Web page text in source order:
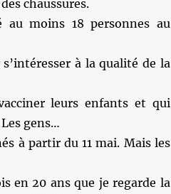
chaussures.
moins 18 personnes au
à la qualité de la
leurs enfants et qui
gens…
à partir du 11 mai. Mais les
en 20 ans que je regarde la